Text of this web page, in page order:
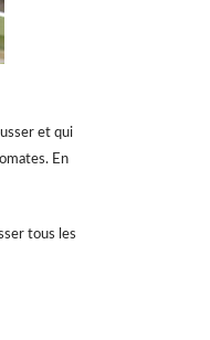
et qui
En
tous les